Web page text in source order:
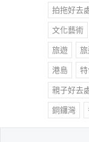
拍拖好去
文化藝術
旅遊
港島
親子好去
銅鑼灣